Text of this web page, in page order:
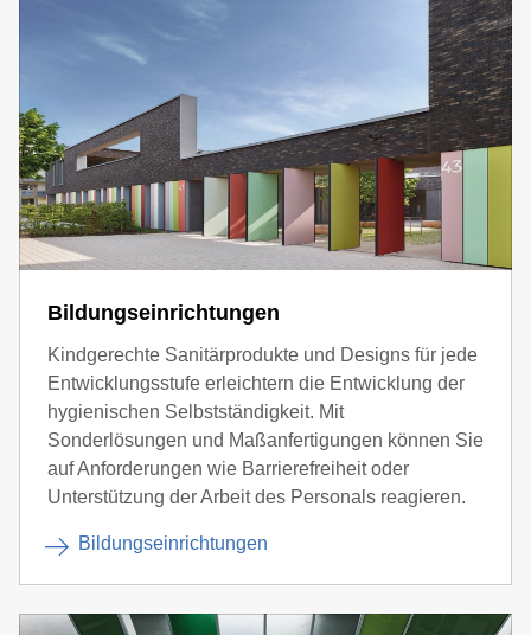
Bildungseinrichtungen
Kindgerechte Sanitärprodukte und Designs für jede
Entwicklungsstufe erleichtern die Entwicklung der
hygienischen Selbstständigkeit. Mit
Sonderlösungen und Maßanfertigungen können Sie
auf Anforderungen wie Barrierefreiheit oder
Unterstützung der Arbeit des Personals reagieren.
Bildungseinrichtungen